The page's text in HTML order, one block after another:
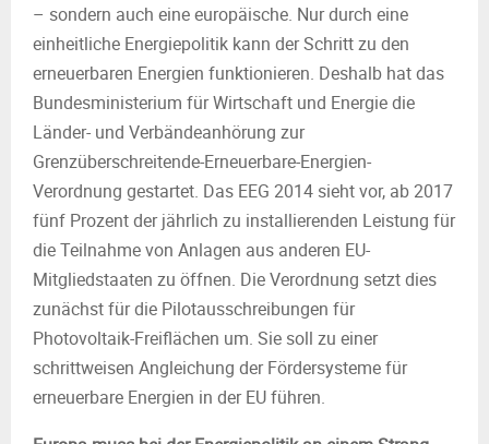
– sondern auch eine europäische. Nur durch eine
einheitliche Energiepolitik kann der Schritt zu den
erneuerbaren Energien funktionieren. Deshalb hat das
Bundesministerium für Wirtschaft und Energie die
Länder- und Verbändeanhörung zur
Grenzüberschreitende-Erneuerbare-Energien-
Verordnung gestartet. Das EEG 2014 sieht vor, ab 2017
fünf Prozent der jährlich zu installierenden Leistung für
die Teilnahme von Anlagen aus anderen EU-
Mitgliedstaaten zu öffnen. Die Verordnung setzt dies
zunächst für die Pilotausschreibungen für
Photovoltaik-Freiflächen um. Sie soll zu einer
schrittweisen Angleichung der Fördersysteme für
erneuerbare Energien in der EU führen.